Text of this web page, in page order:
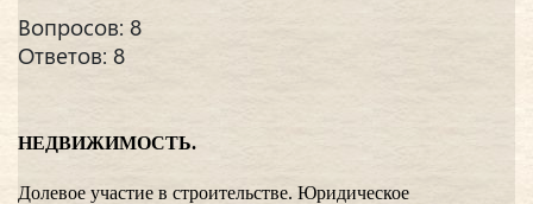
Вопросов: 8
Ответов: 8
НЕДВИЖИМОСТЬ.
Долевое участие в строительстве. Юридическое